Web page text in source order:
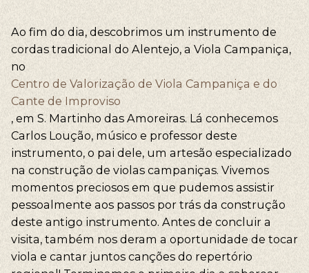
Ao fim do dia, descobrimos um instrumento de
cordas tradicional do Alentejo, a Viola Campaniça,
no
Centro de Valorização de Viola Campaniça e do
Cante de Improviso
, em S. Martinho das Amoreiras. Lá conhecemos
Carlos Loução, músico e professor deste
instrumento, o pai dele, um artesão especializado
na construção de violas campaniças. Vivemos
momentos preciosos em que pudemos assistir
pessoalmente aos passos por trás da construção
deste antigo instrumento. Antes de concluir a
visita, também nos deram a oportunidade de tocar
viola e cantar juntos canções do repertório